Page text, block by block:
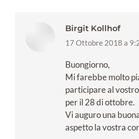
Birgit Kollhof
says:
17 Ottobre 2018 a
Buongiorno,
Mi farebbe molto
participare al
per il 28 di ottobre.
Vi auguro una
aspetto la vostra